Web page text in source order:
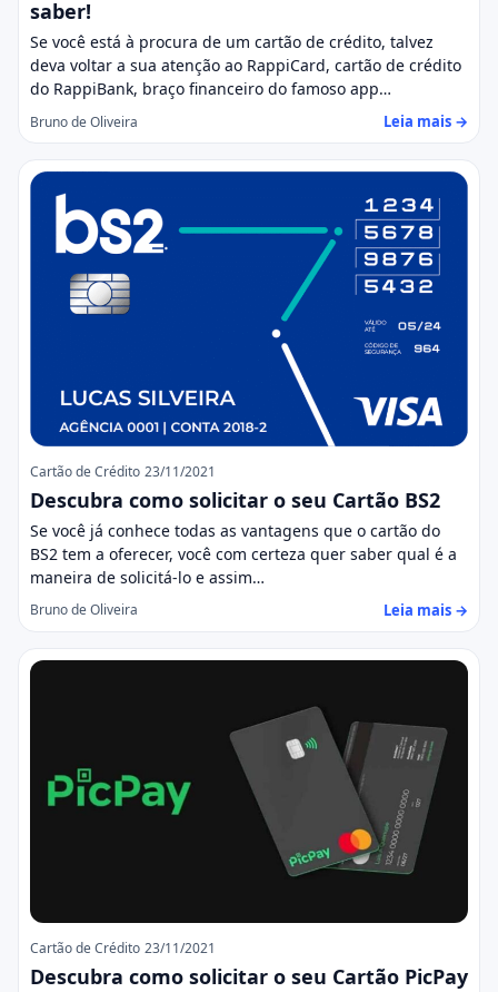
saber!
Se você está à procura de um cartão de crédito, talvez
deva voltar a sua atenção ao RappiCard, cartão de crédito
do RappiBank, braço financeiro do famoso app…
Bruno de Oliveira Leia mais →
Cartão de Crédito 23/11/2021
Descubra como solicitar o seu Cartão BS2
Se você já conhece todas as vantagens que o cartão do
BS2 tem a oferecer, você com certeza quer saber qual é a
maneira de solicitá-lo e assim…
Bruno de Oliveira Leia mais →
Cartão de Crédito 23/11/2021
Descubra como solicitar o seu Cartão PicPay